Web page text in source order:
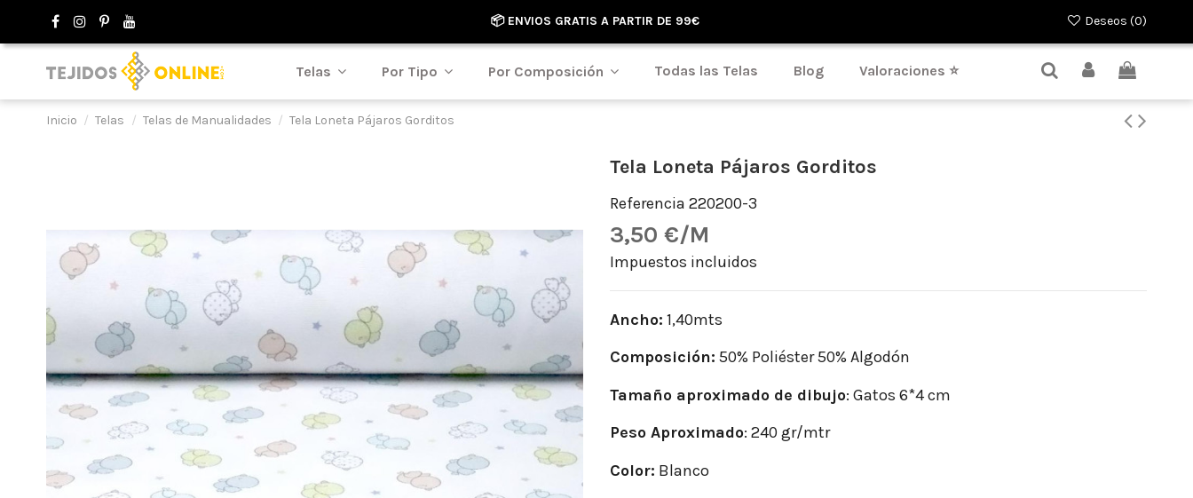
📦 ENVIOS GRATIS A PARTIR DE 99€ Deseos (0)
Telas Por Tipo Por Composición Todas las Telas Blog Valoraciones ⭐
Inicio Telas Telas de Manualidades Tela Loneta Pájaros Gorditos
Tela Loneta Pájaros Gorditos
Referencia 220200-3
3,50 €/M
Impuestos incluidos
Ancho: 1,40mts
Composición: 50% Poliéster 50% Algodón
Tamaño aproximado de dibujo: Gatos 6*4 cm
Peso Aproximado: 240 gr/mtr
Color: Blanco